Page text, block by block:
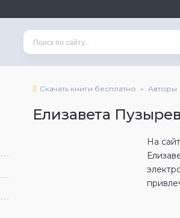
Скачать книги бесплатно Авторы
Елизавета
На